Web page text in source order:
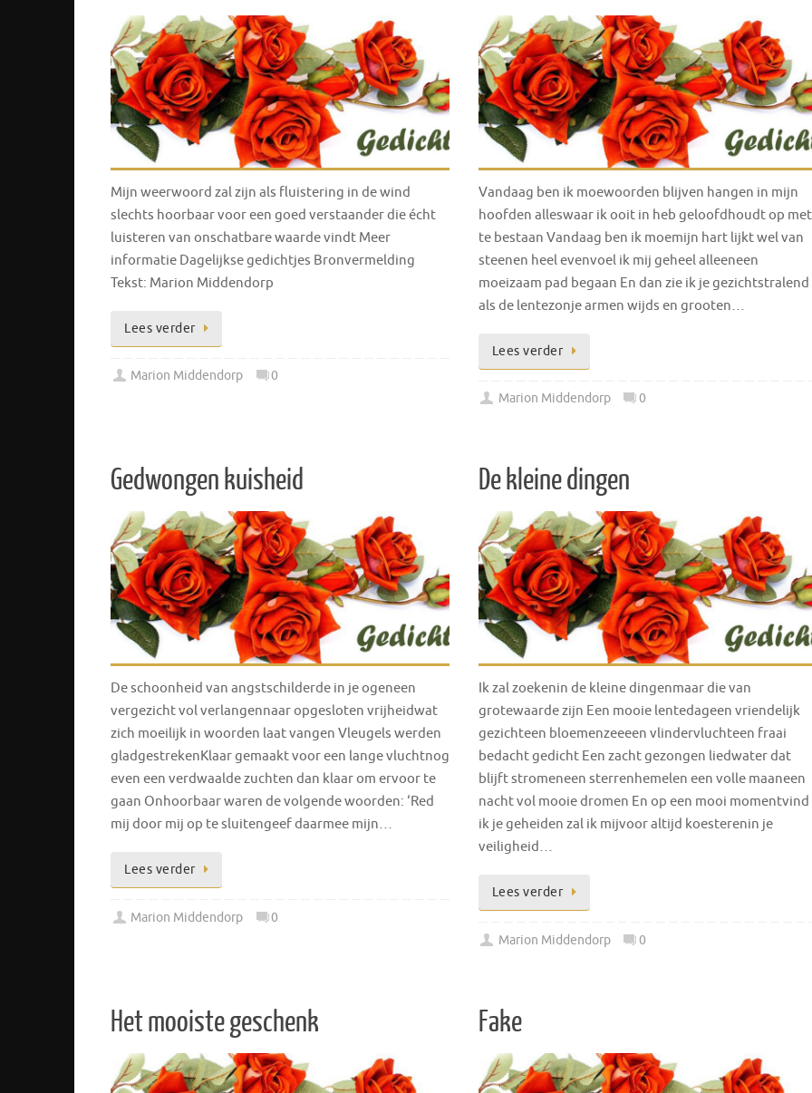
Mijn weerwoord zal zijn als fluistering in de wind
slechts hoorbaar voor een goed verstaander die écht
luisteren van onschatbare waarde vindt Meer
informatie Dagelijkse gedichtjes Bronvermelding
Tekst: Marion Middendorp
Lees verder
Marion Middendorp 0
Vandaag ben ik moewoorden blijven hangen in mijn
hoofden alleswaar ik ooit in heb geloofdhoudt op met
te bestaan Vandaag ben ik moemijn hart lijkt wel van
steenen heel evenvoel ik mij geheel alleeneen
moeizaam pad begaan En dan zie ik je gezichtstralend
als de lentezonje armen wijds en grooten…
Lees verder
Marion Middendorp 0
Gedwongen kuisheid
De schoonheid van angstschilderde in je ogeneen
vergezicht vol verlangennaar opgesloten vrijheidwat
zich moeilijk in woorden laat vangen Vleugels werden
gladgestrekenKlaar gemaakt voor een lange vluchtnog
even een verdwaalde zuchten dan klaar om ervoor te
gaan Onhoorbaar waren de volgende woorden: ‘Red
mij door mij op te sluitengeef daarmee mijn…
Lees verder
Marion Middendorp 0
De kleine dingen
Ik zal zoekenin de kleine dingenmaar die van
grotewaarde zijn Een mooie lentedageen vriendelijk
gezichteen bloemenzeeeen vlindervluchteen fraai
bedacht gedicht Een zacht gezongen liedwater dat
blijft stromeneen sterrenhemelen een volle maaneen
nacht vol mooie dromen En op een mooi momentvind
ik je geheiden zal ik mijvoor altijd koesterenin je
veiligheid…
Lees verder
Marion Middendorp 0
Het mooiste geschenk Fake